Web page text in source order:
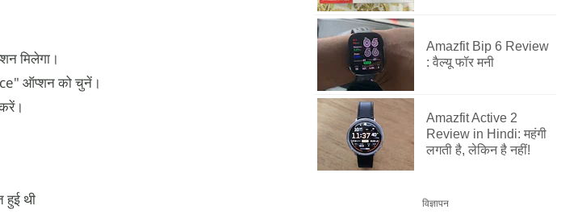
मिलेगा।
ऑप्शन को चुनें।
हुई थी
Amazfit Bip 6 Review
: वैल्यू फॉर मनी
Amazfit Active 2
Review in Hindi: महंगी
लगती है, लेकिन है नहीं!
विज्ञापन